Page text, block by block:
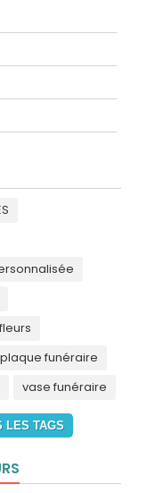
fleurs
plaque funéraire
vase funéraire
LES TAGS